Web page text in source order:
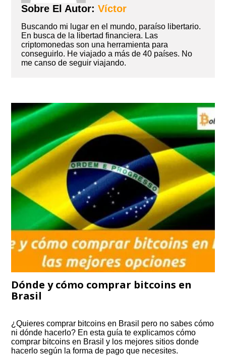
Sobre El Autor:Víctor
Buscando mi lugar en el mundo, paraíso libertario.
En busca de la libertad financiera. Las
criptomonedas son una herramienta para
conseguirlo. He viajado a más de 40 países. No
me canso de seguir viajando.
Dónde y cómo comprar bitcoins en
Brasil
¿Quieres comprar bitcoins en Brasil pero no sabes cómo
ni dónde hacerlo? En esta guía te explicamos cómo
comprar bitcoins en Brasil y los mejores sitios donde
hacerlo según la forma de pago que necesites.